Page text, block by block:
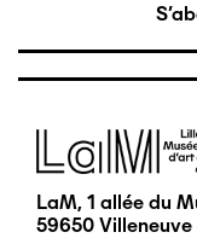
Image
LaM, 1 allée du
59650 Villeneuve